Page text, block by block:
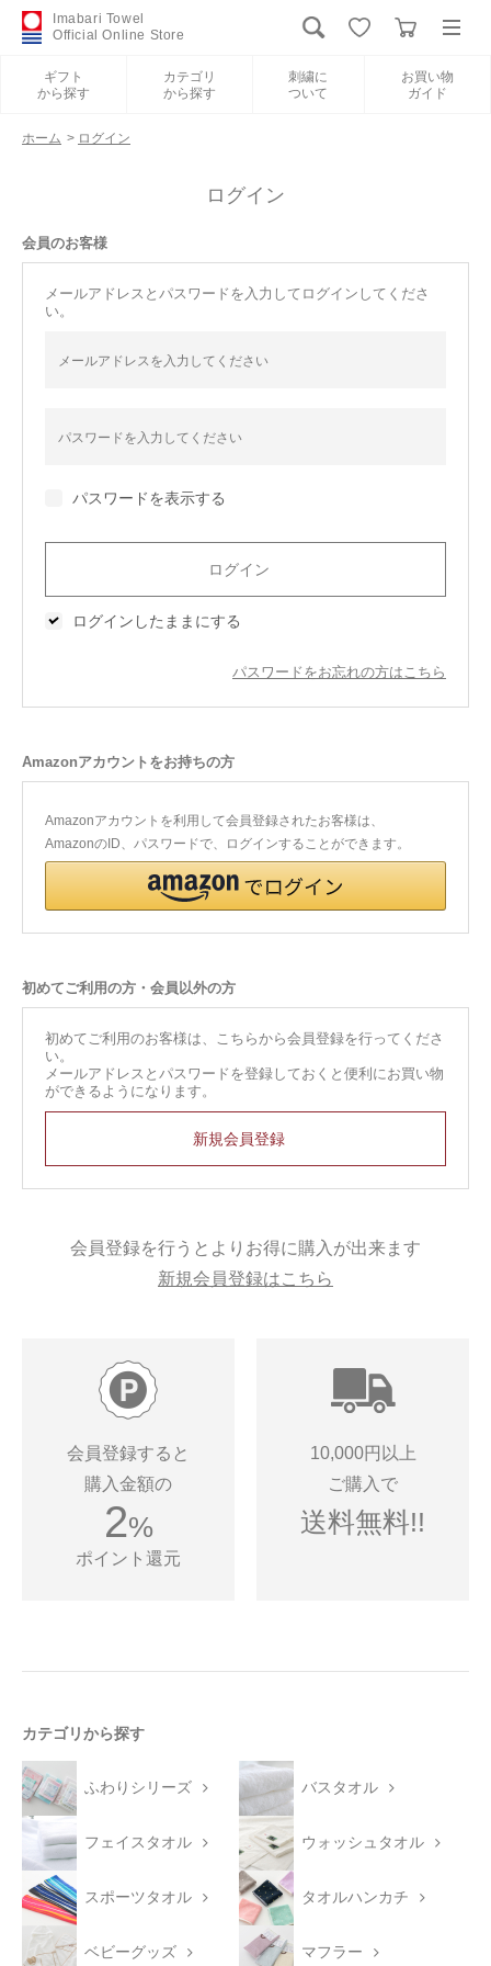
Imabari Towel
Official Online Store
ギフト
から探す
カテゴリ
から探す
刺繍に
ついて
お買い物
ガイド
新規会員登録
カテゴリから探す
刺繍について
今治タオルについて
会員サービス
規約
お問い合わせ
ホーム > ログイン
ログイン
会員のお客様
メールアドレスとパスワードを入力してログインしてくださ
い。
パスワードを表示する
ログインしたままにする
パスワードをお忘れの方はこちら
Amazonアカウントをお持ちの方
Amazonアカウントを利用して会員登録されたお客様は、
AmazonのID、パスワードで、ログインすることができます。
初めてご利用の方・会員以外の方
初めてご利用のお客様は、こちらから会員登録を行ってくださ
い。
メールアドレスとパスワードを登録しておくと便利にお買い物
ができるようになります。
会員登録を行うとよりお得に購入が出来ます
新規会員登録はこちら
会員登録すると
購入金額の
2%
ポイント還元
10,000円以上
ご購入で
送料無料!!
カテゴリから探す
ふわりシリーズ バスタオル
フェイスタオル ウォッシュタオル
スポーツタオル タオルハンカチ
ベビーグッズ マフラー